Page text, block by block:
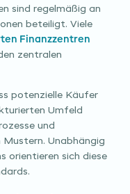
sind regelmäßig an
beteiligt. Viele
Finanzzentren
zentralen
potenzielle Käufer
Umfeld
und
Mustern. Unabhängig
orientieren sich diese